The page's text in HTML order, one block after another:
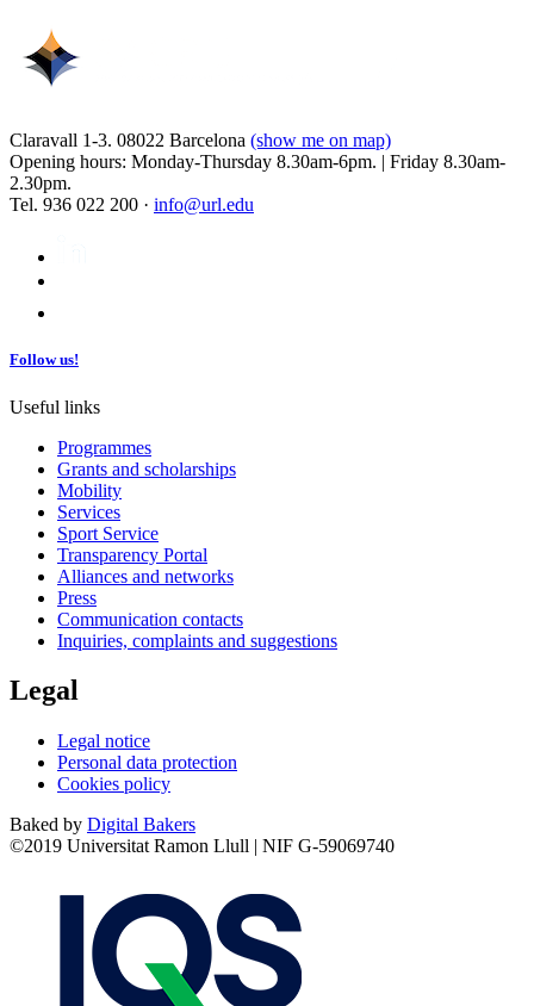
Claravall 1-3. 08022 Barcelona (show me on map)
Opening hours: Monday-Thursday 8.30am-6pm. | Friday 8.30am-
2.30pm.
Tel. 936 022 200 · info@url.edu
Follow us!
Useful links
Programmes
Grants and scholarships
Mobility
Services
Sport Service
Transparency Portal
Alliances and networks
Press
Communication contacts
Inquiries, complaints and suggestions
Legal
Legal notice
Personal data protection
Cookies policy
Baked by Digital Bakers
©2019 Universitat Ramon Llull | NIF G-59069740